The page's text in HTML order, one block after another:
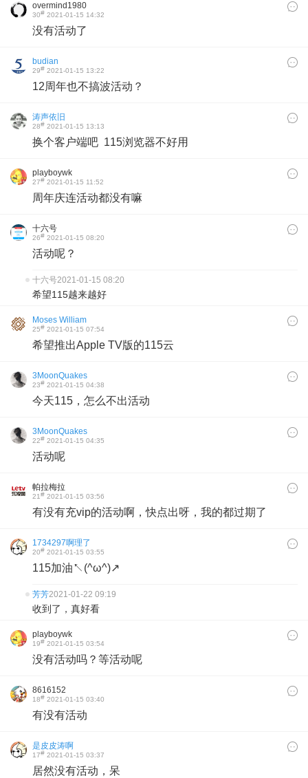
overmind1980
30# 2021-01-15 14:32
没有活动了
budian
29# 2021-01-15 13:22
12周年也不搞波活动？
涛声依旧
28# 2021-01-15 13:13
换个客户端吧 115浏览器不好用
playboywk
27# 2021-01-15 11:52
周年庆连活动都没有嘛
十六号
26# 2021-01-15 08:20
活动呢？
十六号2021-01-15 08:20
希望115越来越好
Moses William
25# 2021-01-15 07:54
希望推出Apple TV版的115云
3MoonQuakes
23# 2021-01-15 04:38
今天115，怎么不出活动
3MoonQuakes
22# 2021-01-15 04:35
活动呢
帕拉梅拉
21# 2021-01-15 03:56
有没有充vip的活动啊，快点出呀，我的都过期了
1734297啊理了
20# 2021-01-15 03:55
115加油↖(^ω^)↗
芳芳2021-01-22 09:19
收到了，真好看
playboywk
19# 2021-01-15 03:54
没有活动吗？等活动呢
8616152
18# 2021-01-15 03:40
有没有活动
是皮皮涛啊
17# 2021-01-15 03:37
居然没有活动，呆